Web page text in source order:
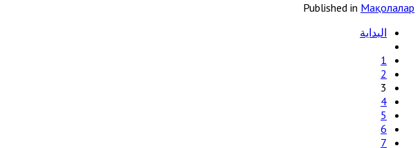
Published in Мақолалар
البداية
1
2
3
4
5
6
7